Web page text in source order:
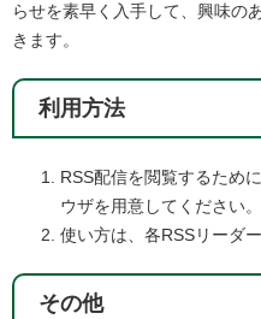
らせを素早く入手して、興味の
きます。
利用方法
RSS配信を閲覧するため
ウザを用意してください。
使い方は、各RSSリーダ
その他